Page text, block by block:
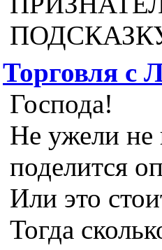
Торговля с
Господа!
Не ужели не
поделится
Или это
Тогда